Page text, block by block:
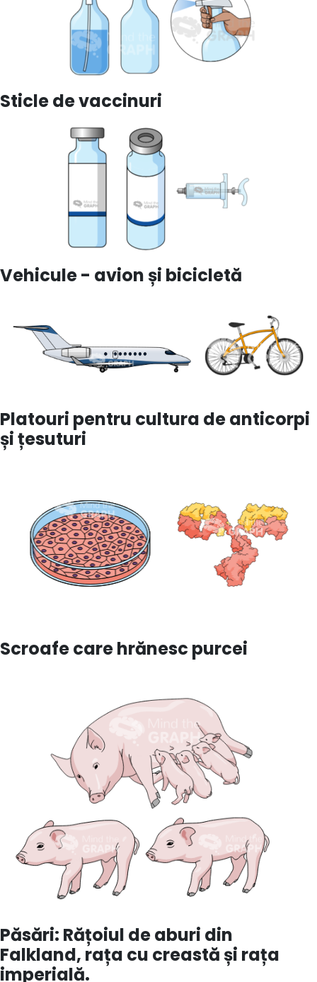
Sticle de vaccinuri
Vehicule - avion și bicicletă
Platouri pentru cultura de anticorpi
și țesuturi
Scroafe care hrănesc purcei
Păsări: Rățoiul de aburi din
Falkland, rața cu creastă și rața
imperială.